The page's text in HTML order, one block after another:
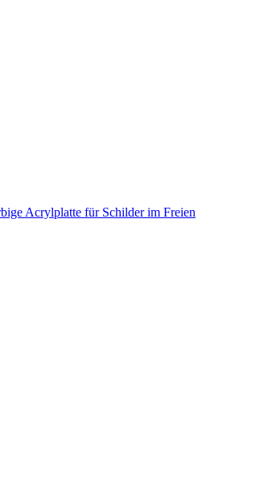
Acrylplatte für Schilder im Freien